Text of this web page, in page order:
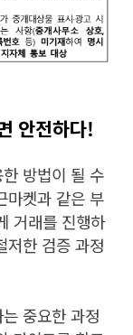
안전하다!
방법이 될 수
마켓과 같은 부
거래를 진행하
저한 검증 과정
중요한 과정